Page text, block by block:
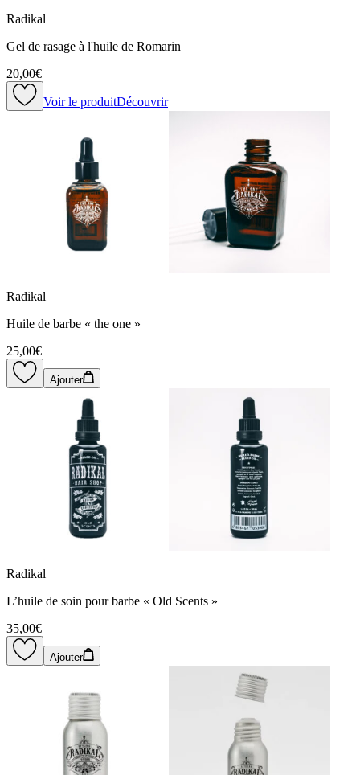
Radikal
Gel de rasage à l'huile de Romarin
20,00€
Voir le produitDécouvrir
Radikal
Huile de barbe « the one »
25,00€
Ajouter
Radikal
L’huile de soin pour barbe « Old Scents »
35,00€
Ajouter